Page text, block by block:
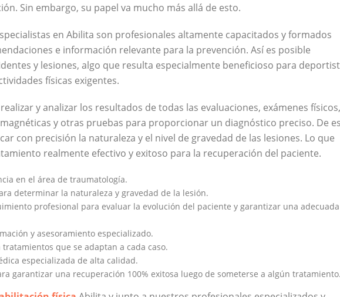
Sin embargo, su papel va mucho más allá de esto.
en Abilita son profesionales altamente capacitados y formados
e información relevante para la prevención. Así es posible
y lesiones, algo que resulta especialmente beneficioso para
físicas exigentes.
y analizar los resultados de todas las evaluaciones, exámenes físicos,
y otras pruebas para proporcionar un diagnóstico preciso. De
con precisión la naturaleza y el nivel de gravedad de las lesiones. Lo que
realmente efectivo y exitoso para la recuperación del paciente.
en el área de traumatología.
determinar la naturaleza y gravedad de la lesión.
profesional para evaluar la evolución del paciente y garantizar una adecuada
y asesoramiento especializado.
que se adaptan a cada caso.
especializada de alta calidad.
garantizar una recuperación 100% exitosa luego de someterse a algún